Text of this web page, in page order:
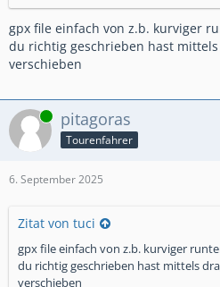
gpx file einfach von z.b. kurviger
du richtig geschrieben hast
verschieben
Online pitagoras
Tourenfahrer
6. September 2025
Zitat von tuci
gpx file einfach von z.b. kurviger
du richtig geschrieben hast mittels
verschieben